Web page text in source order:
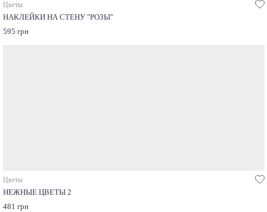
Цветы
НАКЛЕЙКИ НА СТЕНУ "РОЗЫ"
595 грн
Цветы
НЕЖНЫЕ ЦВЕТЫ 2
481 грн